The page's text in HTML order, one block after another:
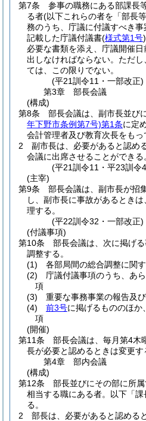
第7条
参事の職務にある部課長
る者(以下これらの者を「部長
務のうち、庁議に付議すべき
記載した庁議付議書(様式第1号)
必要な書類を添え、庁議開催
出しなければならない。 ただ
ては、この限りでない。
(平21訓令11・一部改正)
第3章
部長会議
(構成)
第8条
部長会議は、副市長並び
年下野市条例第7号)第1条に定
会計管理者及び教育次長をもっ
2
副市長は、必要があると認め
会議に出席させることができる
(平21訓令11・平23訓令
(主宰)
第9条
部長会議は、副市長が招
し、副市長に事故があるとき
理する。
(平22訓令32・一部改正)
(付議事項)
第10条
部長会議は、次に掲げ
調整する。
(1)
各部局間の総合調整に関
(2)
庁議付議事項のうち、あ
項
(3)
重要な事務事業の報告及
(4)
前3号に掲げるもののほか
項
(開催)
第11条
部長会議は、毎月第4木
長が必要と認めるときは変更す
第4章
部内会議
(構成)
第12条
部長並びにその部に所
相当する職にある者。以下「
る。
2
部長は、必要があると認める